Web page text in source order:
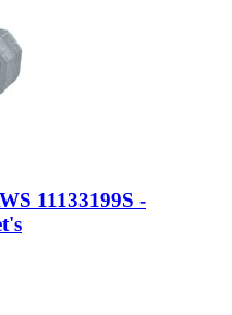
11133199S -